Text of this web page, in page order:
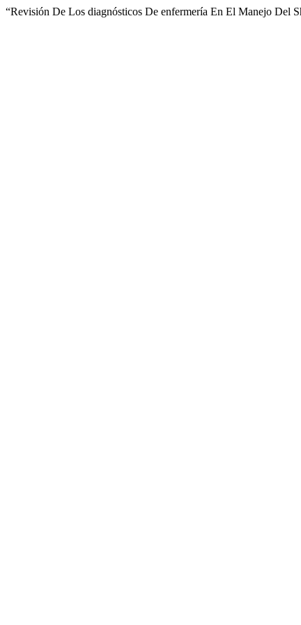
“Revisión De Los diagnósticos De enfermería En El Manejo Del